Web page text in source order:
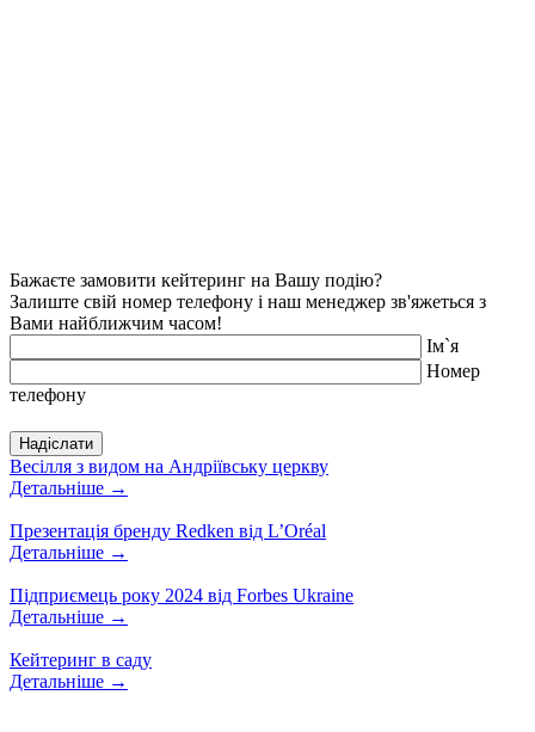
Бажаєте замовити кейтеринг на Вашу подію?
Залиште свій номер телефону і наш менеджер зв'яжеться з
Вами найближчим часом!
Iм`я
Номер
телефону
Весілля з видом на Андріївську церкву
Детальніше →
Презентація бренду Redken від L’Oréal
Детальніше →
Підприємець року 2024 від Forbes Ukraine
Детальніше →
Кейтеринг в саду
Детальніше →